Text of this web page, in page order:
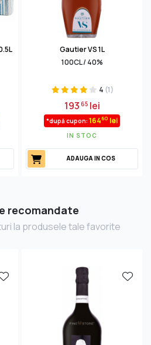
Gautier VS 1L
100CL / 40%
4 (1)
19365lei
*după cupon: 16460 lei
IN STOC
ADAUGA IN COS
recomandate
la produsele tale favorite